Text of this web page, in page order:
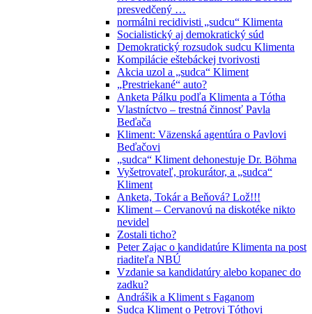
presvedčený …
normálni recidivisti „sudcu“ Klimenta
Socialistický aj demokratický súd
Demokratický rozsudok sudcu Klimenta
Kompilácie eštebáckej tvorivosti
Akcia uzol a „sudca“ Kliment
„Prestriekané“ auto?
Anketa Pálku podľa Klimenta a Tótha
Vlastníctvo – trestná činnosť Pavla
Beďača
Kliment: Väzenská agentúra o Pavlovi
Beďačovi
„sudca“ Kliment dehonestuje Dr. Böhma
Vyšetrovateľ, prokurátor, a „sudca“
Kliment
Anketa, Tokár a Beňová? Lož!!!
Kliment – Cervanovú na diskotéke nikto
nevidel
Zostali ticho?
Peter Zajac o kandidatúre Klimenta na post
riaditeľa NBÚ
Vzdanie sa kandidatúry alebo kopanec do
zadku?
Andrášik a Kliment s Faganom
Sudca Kliment o Petrovi Tóthovi